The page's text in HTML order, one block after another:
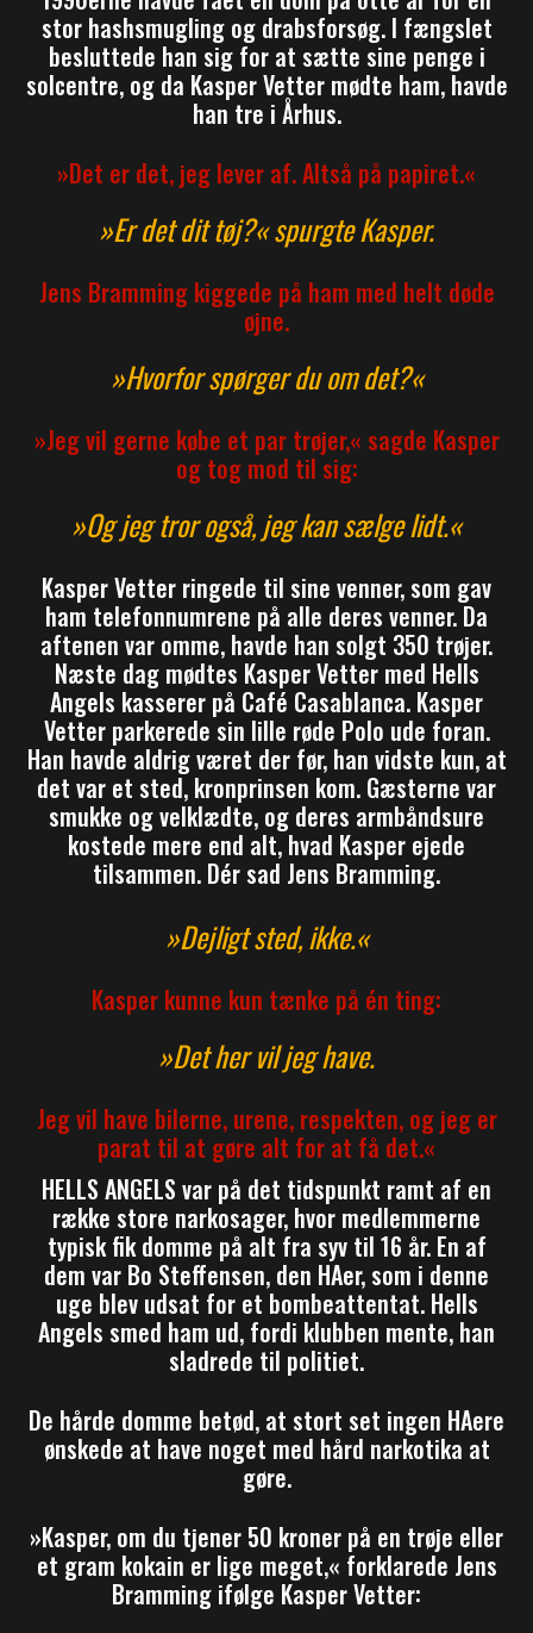
stor hashsmugling og drabsforsøg. I fængslet
besluttede han sig for at sætte sine penge i
solcentre, og da Kasper Vetter mødte ham, havde
han tre i Århus.
»Det er det, jeg lever af. Altså på papiret.«
»Er det dit tøj?« spurgte Kasper.
Jens Bramming kiggede på ham med helt døde
øjne.
»Hvorfor spørger du om det?«
»Jeg vil gerne købe et par trøjer,« sagde Kasper
og tog mod til sig:
»Og jeg tror også, jeg kan sælge lidt.«
Kasper Vetter ringede til sine venner, som gav
ham telefonnumrene på alle deres venner. Da
aftenen var omme, havde han solgt 350 trøjer.
Næste dag mødtes Kasper Vetter med Hells
Angels kasserer på Café Casablanca. Kasper
Vetter parkerede sin lille røde Polo ude foran.
Han havde aldrig været der før, han vidste kun, at
det var et sted, kronprinsen kom. Gæsterne var
smukke og velklædte, og deres armbåndsure
kostede mere end alt, hvad Kasper ejede
tilsammen. Dér sad Jens Bramming.
»Dejligt sted, ikke.«
Kasper kunne kun tænke på én ting:
»Det her vil jeg have.
Jeg vil have bilerne, urene, respekten, og jeg er
parat til at gøre alt for at få det.«
HELLS ANGELS var på det tidspunkt ramt af en
række store narkosager, hvor medlemmerne
typisk fik domme på alt fra syv til 16 år. En af
dem var Bo Steffensen, den HAer, som i denne
uge blev udsat for et bombeattentat. Hells
Angels smed ham ud, fordi klubben mente, han
sladrede til politiet.
De hårde domme betød, at stort set ingen HAere
ønskede at have noget med hård narkotika at
gøre.
»Kasper, om du tjener 50 kroner på en trøje eller
et gram kokain er lige meget,« forklarede Jens
Bramming ifølge Kasper Vetter: